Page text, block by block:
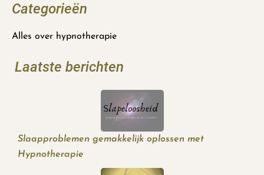
Categorieën
Alles over hypnotherapie
Laatste berichten
Slaapproblemen gemakkelijk oplossen met
Hypnotherapie